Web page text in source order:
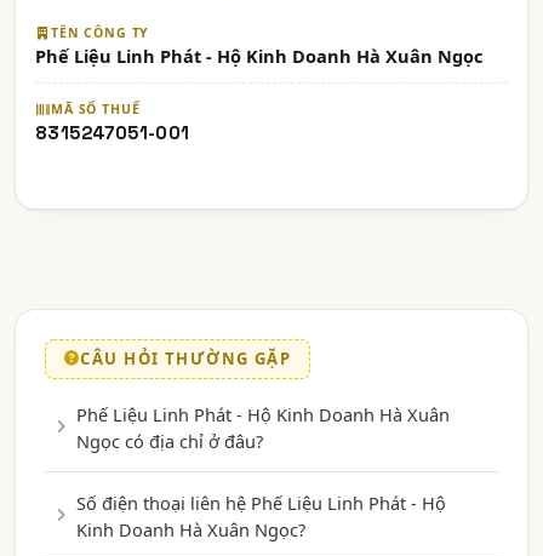
TÊN CÔNG TY
Phế Liệu Linh Phát - Hộ Kinh Doanh Hà Xuân Ngọc
MÃ SỐ THUẾ
8315247051-001
CÂU HỎI THƯỜNG GẶP
Phế Liệu Linh Phát - Hộ Kinh Doanh Hà Xuân
Ngọc có địa chỉ ở đâu?
Số điện thoại liên hệ Phế Liệu Linh Phát - Hộ
Kinh Doanh Hà Xuân Ngọc?